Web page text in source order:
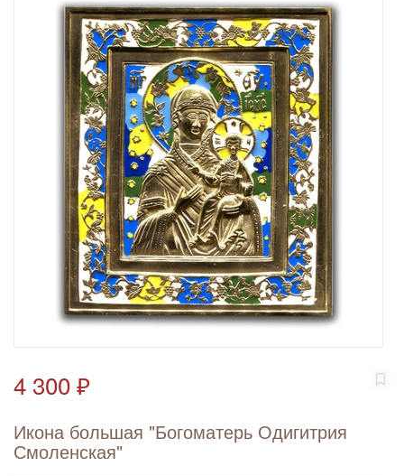
4 300 ₽
Икона большая "Богоматерь Одигитрия
Смоленская"